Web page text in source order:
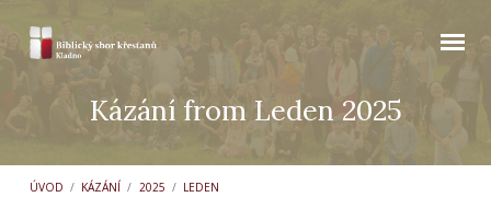
Kázání from Leden 2025
ÚVOD / KÁZÁNÍ / 2025 / LEDEN